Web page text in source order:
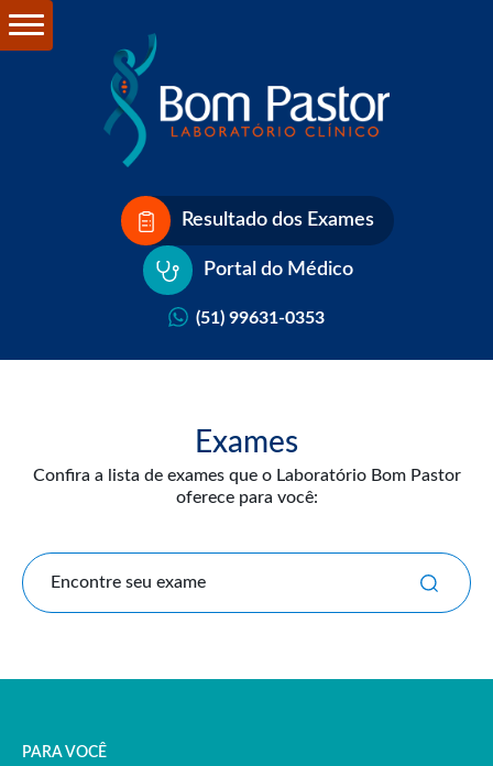
Resultado dos Exames
Portal do Médico
(51) 99631-0353
Exames
Confira a lista de exames que o Laboratório Bom Pastor
oferece para você:
PARA VOCÊ